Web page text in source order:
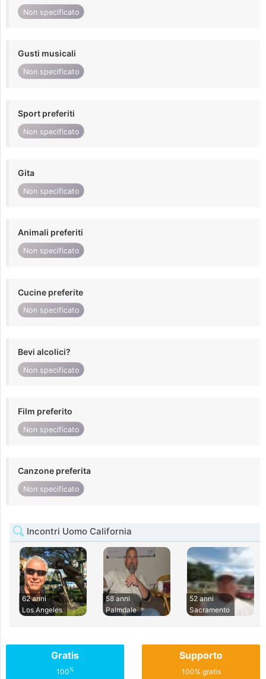
Non specificato
Gusti musicali
Non specificato
Sport preferiti
Non specificato
Gita
Non specificato
Animali preferiti
Non specificato
Cucine preferite
Non specificato
Bevi alcolici?
Non specificato
Film preferito
Non specificato
Canzone preferita
Non specificato
Incontri Uomo California
62 anni
Los Angeles
58 anni
Palmdale
52 anni
Sacramento
Gratis
100%
Supporto
100% gratis